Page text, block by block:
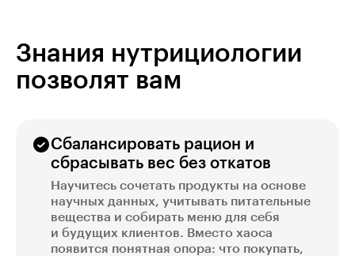
Знания нутрициологии
позволят вам
Сбалансировать рацион и
сбрасывать вес без откатов
Научитесь сочетать продукты на основе
научных данных, учитывать питательные
вещества и собирать меню для себя
и будущих клиентов. Вместо хаоса
появится понятная опора: что покупать,